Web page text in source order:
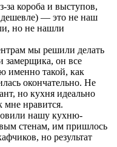
за короба и выступов,
дешевле) — это не наш
но не нашли
мы решили делать
замерщика, он все
именно такой, как
окончательно. Не
но кухня идеально
мне нравится.
нашу кухню-
стенам, им пришлось
но результат